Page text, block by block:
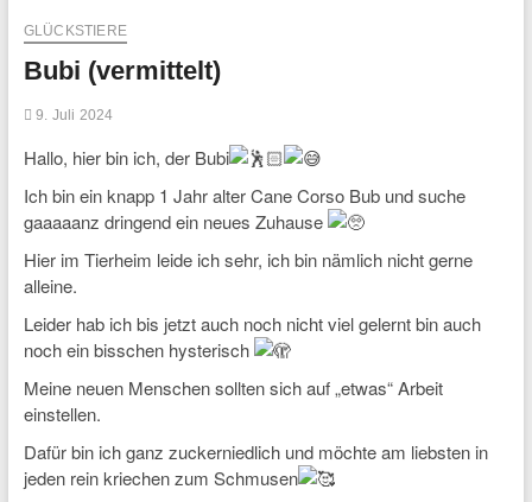
GLÜCKSTIERE
Bubi (vermittelt)
9. Juli 2024
Hallo, hier bin ich, der Bubi
Ich bin ein knapp 1 Jahr alter Cane Corso Bub und suche
gaaaaanz dringend ein neues Zuhause
Hier im Tierheim leide ich sehr, ich bin nämlich nicht gerne
alleine.
Leider hab ich bis jetzt auch noch nicht viel gelernt bin auch
noch ein bisschen hysterisch
Meine neuen Menschen sollten sich auf „etwas“ Arbeit
einstellen.
Dafür bin ich ganz zuckerniedlich und möchte am liebsten in
jeden rein kriechen zum Schmusen